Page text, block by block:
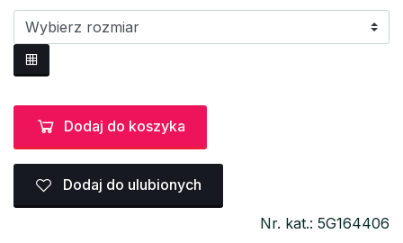
Dodaj do koszyka
Dodaj do ulubionych
Nr. kat.: 5G164406